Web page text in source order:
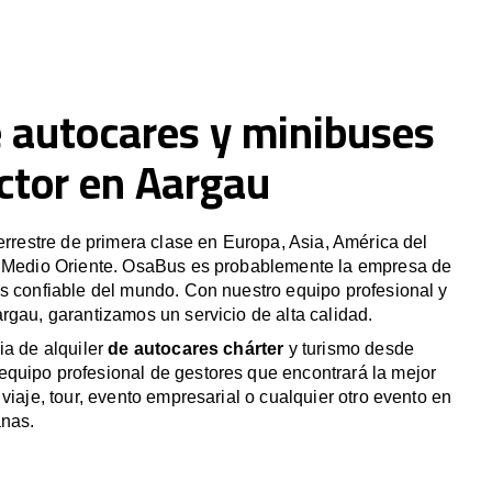
y minibuses
en Aargau
de primera clase en Europa, Asia, América del
Oriente. OsaBus es probablemente la empresa de
confiable del mundo. Con nuestro equipo profesional y
garantizamos un servicio de alta calidad.
de alquilerde autocares chárter y turismo desde
profesional de gestores que encontrará la mejor
tour, evento empresarial o cualquier otro evento en